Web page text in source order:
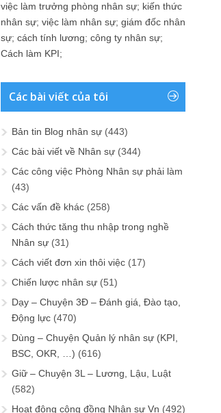
việc làm trưởng phòng nhân sự; kiến thức
nhân sự; việc làm nhân sự; giám đốc nhân
sự; cách tính lương; công ty nhân sự;
Cách làm KPI;
Các bài viết của tôi
Bản tin Blog nhân sự (443)
Các bài viết về Nhân sự (344)
Các công việc Phòng Nhân sự phải làm
(43)
Các vấn đề khác (258)
Cách thức tăng thu nhập trong nghề
Nhân sự (31)
Cách viết đơn xin thôi việc (17)
Chiến lược nhân sự (51)
Dạy – Chuyện 3Đ – Đánh giá, Đào tạo,
Động lực (470)
Dùng – Chuyện Quản lý nhân sự (KPI,
BSC, OKR, …) (616)
Giữ – Chuyện 3L – Lương, Lậu, Luật
(582)
Hoạt động cộng đồng Nhân sự Vn (492)